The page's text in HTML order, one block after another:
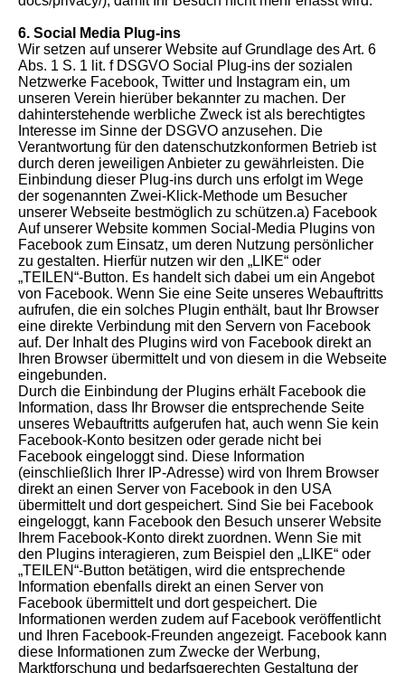
6. Social Media Plug-ins
Wir setzen auf unserer Website auf Grundlage des Art. 6
Abs. 1 S. 1 lit. f DSGVO Social Plug-ins der sozialen
Netzwerke Facebook, Twitter und Instagram ein, um
unseren Verein hierüber bekannter zu machen. Der
dahinterstehende werbliche Zweck ist als berechtigtes
Interesse im Sinne der DSGVO anzusehen. Die
Verantwortung für den datenschutzkonformen Betrieb ist
durch deren jeweiligen Anbieter zu gewährleisten. Die
Einbindung dieser Plug-ins durch uns erfolgt im Wege
der sogenannten Zwei-Klick-Methode um Besucher
unserer Webseite bestmöglich zu schützen.a) Facebook
Auf unserer Website kommen Social-Media Plugins von
Facebook zum Einsatz, um deren Nutzung persönlicher
zu gestalten. Hierfür nutzen wir den „LIKE“ oder
„TEILEN“-Button. Es handelt sich dabei um ein Angebot
von Facebook. Wenn Sie eine Seite unseres Webauftritts
aufrufen, die ein solches Plugin enthält, baut Ihr Browser
eine direkte Verbindung mit den Servern von Facebook
auf. Der Inhalt des Plugins wird von Facebook direkt an
Ihren Browser übermittelt und von diesem in die Webseite
eingebunden.
Durch die Einbindung der Plugins erhält Facebook die
Information, dass Ihr Browser die entsprechende Seite
unseres Webauftritts aufgerufen hat, auch wenn Sie kein
Facebook-Konto besitzen oder gerade nicht bei
Facebook eingeloggt sind. Diese Information
(einschließlich Ihrer IP-Adresse) wird von Ihrem Browser
direkt an einen Server von Facebook in den USA
übermittelt und dort gespeichert. Sind Sie bei Facebook
eingeloggt, kann Facebook den Besuch unserer Website
Ihrem Facebook-Konto direkt zuordnen. Wenn Sie mit
den Plugins interagieren, zum Beispiel den „LIKE“ oder
„TEILEN“-Button betätigen, wird die entsprechende
Information ebenfalls direkt an einen Server von
Facebook übermittelt und dort gespeichert. Die
Informationen werden zudem auf Facebook veröffentlicht
und Ihren Facebook-Freunden angezeigt. Facebook kann
diese Informationen zum Zwecke der Werbung,
Marktforschung und bedarfsgerechten Gestaltung der